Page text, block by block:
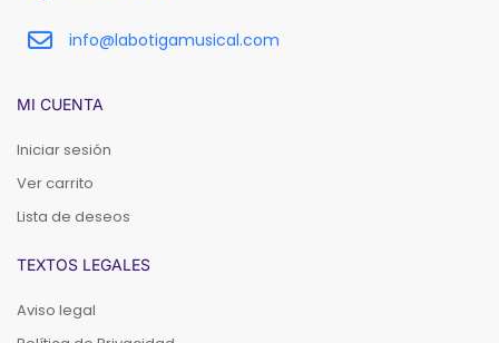
info@labotigamusical.com
MI CUENTA
Iniciar sesión
Ver carrito
Lista de deseos
TEXTOS LEGALES
Aviso legal